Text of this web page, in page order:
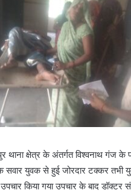
क्षेत्र के अंतर्गत विश्वनाथ गंज के
सवार युवक से हुई जोरदार टक्कर तभी
किया गयाउपचार के बाद डॉक्टर